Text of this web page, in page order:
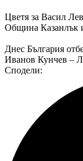
Цветя за Васил
Община Казанлък
Днес България
Иванов Кунчев –
Сподели: